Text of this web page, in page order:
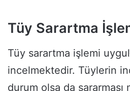
Tüy Sarartma
Tüy sarartma işlemi
incelmektedir. Tüylerin
durum olsa da sararması